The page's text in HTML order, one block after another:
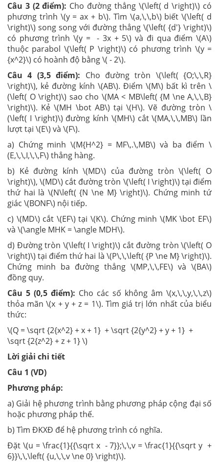
Câu 3 (2 điểm): Cho đường thẳng \(\left( d \right)\) có
phương trình \(y = ax + b\). Tìm \(a,\,\,b\) biết \(\left( d
\right)\) song song với đường thẳng \(\left( {d'} \right)\)
có phương trình \(y = - 3x + 5\) và đi qua điểm \(A\)
thuộc parabol \(\left( P \right)\) có phương trình \(y =
{x^2}\) có hoành độ bằng \( - 2\).
Câu 4 (3,5 điểm): Cho đường tròn \(\left( {O;\,\,R}
\right)\), kẻ đường kính \(AB\). Điểm \(M\) bất kì trên \
(\left( O \right)\) sao cho \(MA < MB\left( {M \ne A,\,\,B}
\right)\). Kẻ \(MH \bot AB\) tại \(H\). Vẽ đường tròn \
(\left( I \right)\) đường kính \(MH\) cắt \(MA,\,\,MB\) lần
lượt tại \(E\) và \(F\).
a) Chứng minh \(M{H^2} = MF\,.\,MB\) và ba điểm \
(E,\,\,I,\,\,F\) thẳng hàng.
b) Kẻ đường kính \(MD\) của đường tròn \(\left( O
\right)\), \(MD\) cắt đường tròn \(\left( I \right)\) tại điểm
thứ hai là \(N\left( {N \ne M} \right)\). Chứng minh tứ
giác \(BONF\) nội tiếp.
c) \(MD\) cắt \(EF\) tại \(K\). Chứng minh \(MK \bot EF\)
và \(\angle MHK = \angle MDH\).
d) Đường tròn \(\left( I \right)\) cắt đường tròn \(\left( O
\right)\) tại điểm thứ hai là \(P\,\,\left( {P \ne M} \right)\).
Chứng minh ba đường thẳng \(MP,\,\,FE\) và \(BA\)
đồng quy.
Câu 5 (0,5 điểm): Cho các số không âm \(x,\,\,y,\,\,z\)
thỏa mãn \(x + y + z = 1\). Tìm giá trị lớn nhất của biểu
thức:
\(Q = \sqrt {2{x^2} + x + 1} + \sqrt {2{y^2} + y + 1} +
\sqrt {2{z^2} + z + 1} \)
Lời giải chi tiết
Câu 1 (VD)
Phương pháp:
a) Giải hệ phương trình bằng phương pháp cộng đại số
hoặc phương pháp thế.
b) Tìm ĐKXĐ để hệ phương trình có nghĩa.
Đặt \(u = \frac{1}{{\sqrt x - 7}};\,\,v = \frac{1}{{\sqrt y +
6}}\,\,\left( {u,\,\,v \ne 0} \right)\).